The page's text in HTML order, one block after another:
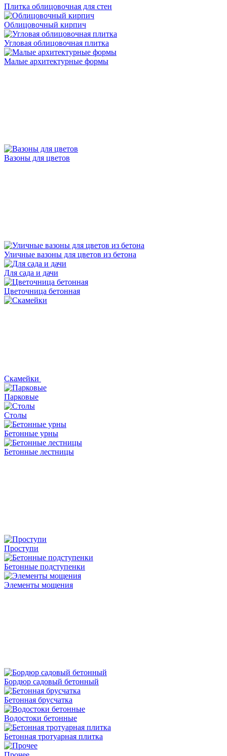
Плитка облицовочная для стен
Облицовочный кирпич
Угловая облицовочная плитка
Малые архитектурные формы
Вазоны для цветов
Уличные вазоны для цветов из бетона
Для сада и дачи
Цветочница бетонная
Скамейки
Парковые
Столы
Бетонные урны
Бетонные лестницы
Проступи
Бетонные подступенки
Элементы мощения
Бордюр садовый бетонный
Бетонная брусчатка
Водостоки бетонные
Бетонная тротуарная плитка